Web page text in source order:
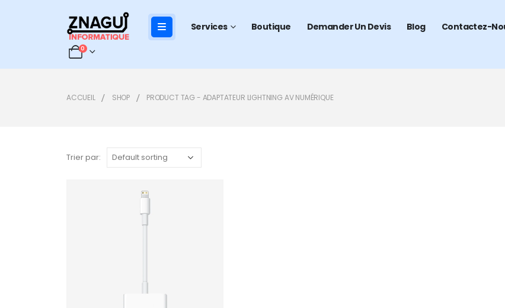
Services Boutique Demander Un Devis Blog Contactez-
0
ACCUEIL SHOP PRODUCT TAG - ADAPTATEUR LIGHTNING AV NUMÉRIQUE
Trier par: